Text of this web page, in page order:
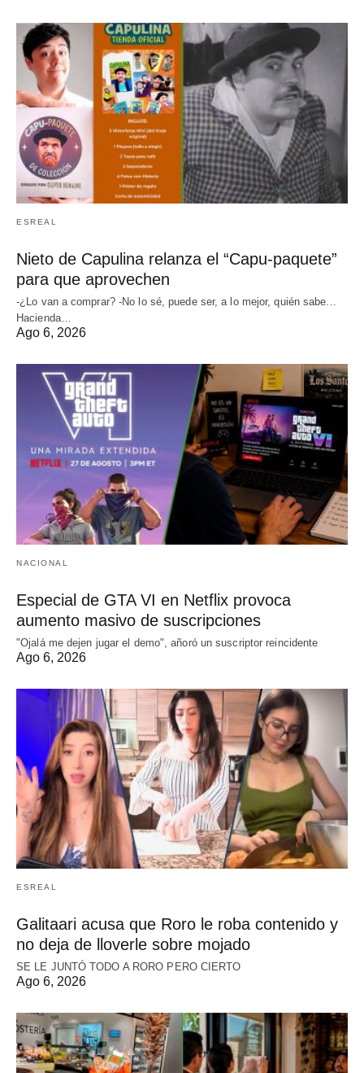
ESREAL
Nieto de Capulina relanza el “Capu-paquete”
para que aprovechen
-¿Lo van a comprar? -No lo sé, puede ser, a lo mejor, quién sabe...
Hacienda…
Ago 6, 2026
NACIONAL
Especial de GTA VI en Netflix provoca
aumento masivo de suscripciones
"Ojalá me dejen jugar el demo", añoró un suscriptor reincidente
Ago 6, 2026
ESREAL
Galitaari acusa que Roro le roba contenido y
no deja de lloverle sobre mojado
SE LE JUNTÓ TODO A RORO PERO CIERTO
Ago 6, 2026